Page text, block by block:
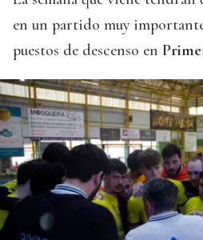
en un partido muy
puestos de descenso en